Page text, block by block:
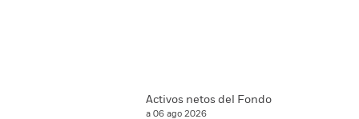
Activos netos del Fondo
a 06 ago 2026